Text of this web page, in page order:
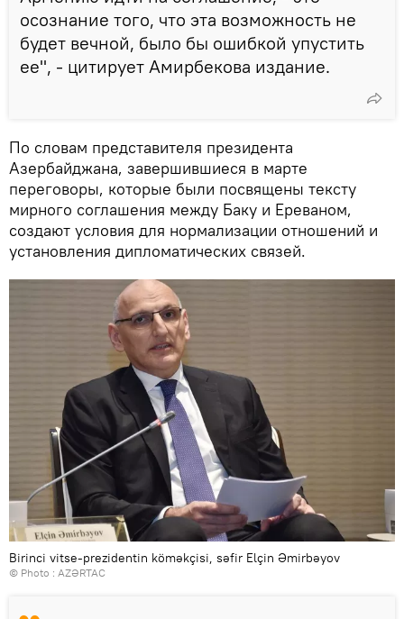
осознание того, что эта возможность не
будет вечной, было бы ошибкой упустить
ее", - цитирует Амирбекова издание.
По словам представителя президента
Азербайджана, завершившиеся в марте
переговоры, которые были посвящены тексту
мирного соглашения между Баку и Ереваном,
создают условия для нормализации отношений и
установления дипломатических связей.
Birinci vitse-prezidentin köməkçisi, səfir Elçin Əmirbəyov
© Photo : AZƏRTAC